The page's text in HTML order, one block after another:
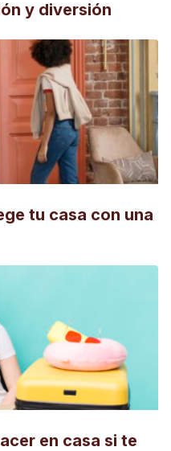
y diversión
tu casa con una
en casa si te